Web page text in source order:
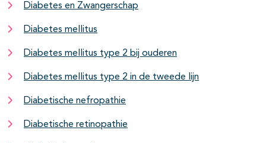
Diabetes en Zwangerschap
Diabetes mellitus
Diabetes mellitus type 2 bij ouderen
Diabetes mellitus type 2 in de tweede lijn
Diabetische nefropathie
Diabetische retinopathie